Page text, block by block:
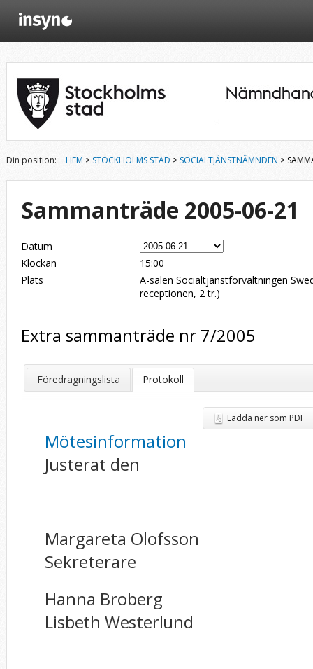
Din position: HEM > STOCKHOLMS STAD > SOCIALTJÄNSTNÄMNDEN >
Sammanträde 2005-06-21
Datum
Klockan
15:00
Plats
A-salen Socialtjänstförvaltningen
receptionen, 2 tr.)
Extra sammanträde nr 7/2005
Föredragningslista Protokoll
Ladda ner som PDF
Mötesinformation
Justerat den
Margareta
Sekreterare
Hanna Broberg
Lisbeth Westerlund